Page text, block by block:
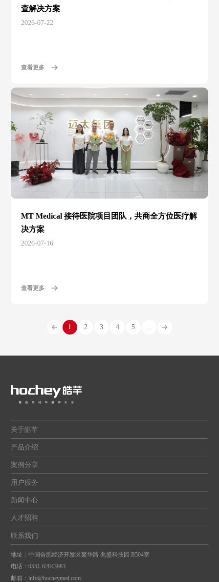
查解决方案
2026-07-22
查看更多
MT Medical 接待医院项目团队，共商全方位医疗解
决方案
2026-07-16
查看更多
1 2 3 4 5 ...
关于皓芊
产品介绍
案例分享
用户服务
新闻中心
人才招聘
联系我们
地址：中国合肥经济开发区繁华路 兆盛科技园 B504室
电话：0551-62843983
邮箱： info@hocheymed.com